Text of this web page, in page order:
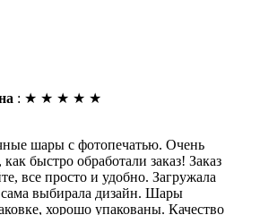
: ★ ★ ★ ★ ★
шары с фотопечатью. Очень
быстро обработали заказ! Заказ
все просто и удобно. Загружала
выбирала дизайн. Шары
хорошо упакованы. Качество